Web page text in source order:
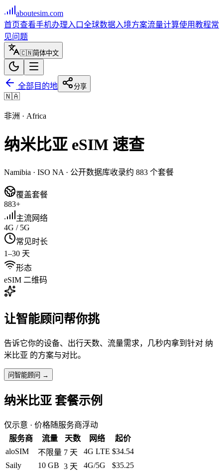
aboutesim.com
首页查看手机办理入口全球数据入境方案流量计算使用教程常
见问题
🇨🇳简体中文
全部目的地 分享
🇳🇦
非洲 · Africa
纳米比亚 eSIM 速查
Namibia · ISO NA · 公开数据库收录约 883 个套餐
覆盖套餐
883+
主流网络
4G / 5G
常见时长
1–30 天
形态
eSIM 二维码
让智能顾问帮你挑
告诉它你的设备、出行天数、流量需求，几秒内拿到针对 纳
米比亚 的方案与对比。
问智能顾问 →
纳米比亚 套餐示例
仅示意 · 价格随服务商浮动
服务商
流量 天数 网络
起价
aloSIM
不限量 7 天 4G LTE $34.54
Saily
10 GB 3 天 4G/5G
$35.25